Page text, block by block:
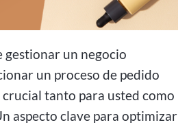
gestionar un negocio
un proceso de pedido
tanto para usted como
aspecto clave para optimizar